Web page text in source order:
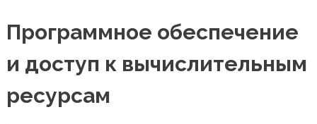
Программное обеспечение
и доступ к вычислительным
ресурсам